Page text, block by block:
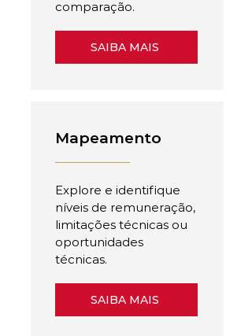
comparação.
SAIBA MAIS
Mapeamento
Explore e identifique
níveis de remuneração,
limitações técnicas ou
oportunidades
técnicas.
SAIBA MAIS